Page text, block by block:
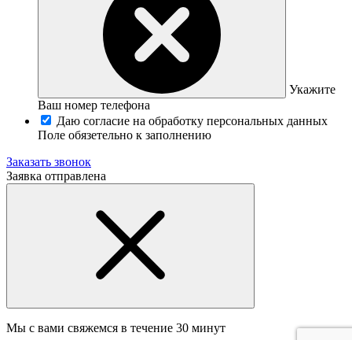
Укажите
Ваш номер телефона
Даю согласие на обработку персональных данных
Поле обязетельно к заполнению
Заказать звонок
Заявка отправлена
Мы с вами свяжемся в течение 30 минут